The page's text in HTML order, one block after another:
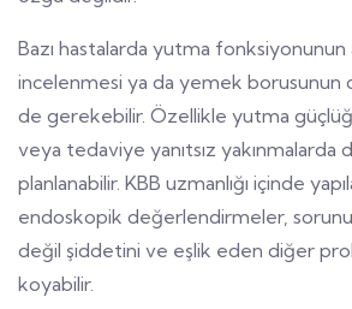
Bazı hastalarda yutma fonksiyonunun
incelenmesi ya da yemek borusunun
de gerekebilir. Özellikle yutma
veya tedaviye yanıtsız yakınmalarda
planlanabilir. KBB uzmanlığı içinde
endoskopik değerlendirmeler, sorunun
değil şiddetini ve eşlik eden diğer
koyabilir.